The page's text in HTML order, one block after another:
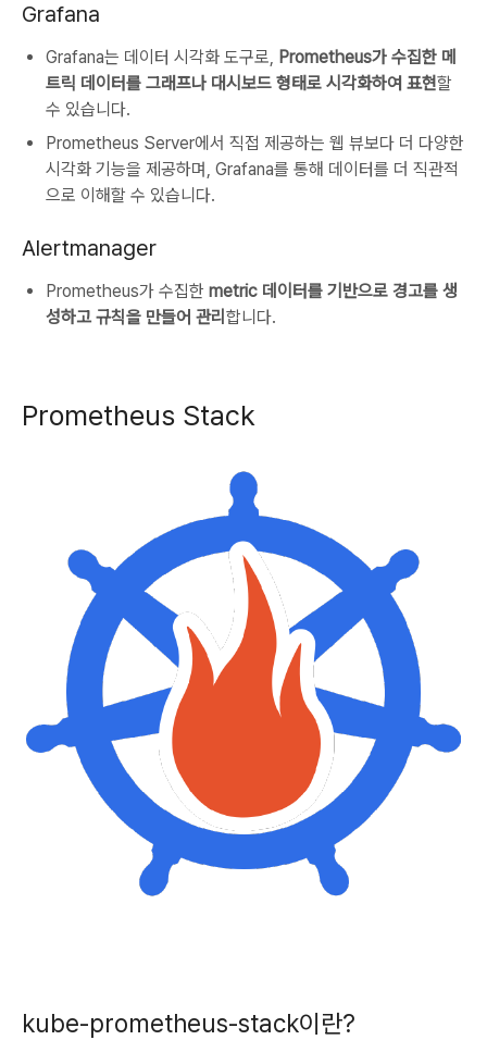
Grafana
Grafana는 데이터 시각화 도구로, Prometheus가 수집한 메
트릭 데이터를 그래프나 대시보드 형태로 시각화하여 표현할
수 있습니다.
Prometheus Server에서 직접 제공하는 웹 뷰보다 더 다양한
시각화 기능을 제공하며, Grafana를 통해 데이터를 더 직관적
으로 이해할 수 있습니다.
Alertmanager
Prometheus가 수집한 metric 데이터를 기반으로 경고를 생
성하고 규칙을 만들어 관리 합니다.
Prometheus Stack
kube-prometheus-stack이란?